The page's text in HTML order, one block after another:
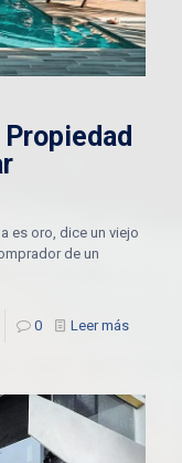
es oro, dice un viejo
de un
0 Leer más